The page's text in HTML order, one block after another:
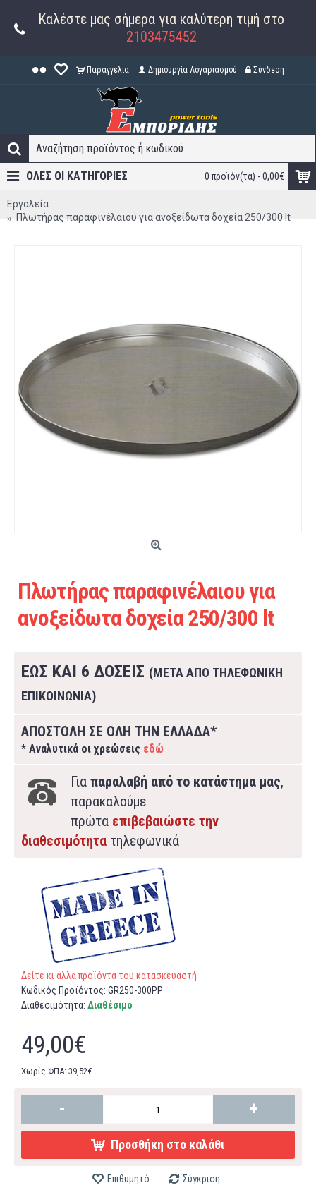
Καλέστε μας σήμερα για καλύτερη τιμή στο
2103475452
Παραγγελία Δημιουργία Λογαριασμού Σύνδεση
0 προϊόν(τα) - 0,00€
ΟΛΕΣ ΟΙ ΚΑΤΗΓΟΡΊΕΣ
Εργαλεία
Πλωτήρας παραφινέλαιου για ανοξείδωτα δοχεία 250/300 lt
Πλωτήρας παραφινέλαιου για
ανοξείδωτα δοχεία 250/300 lt
ΕΩΣ ΚΑΙ 6 ΔΟΣΕΙΣ (ΜΕΤΑ ΑΠΟ ΤΗΛΕΦΩΝΙΚΗ
ΕΠΙΚΟΙΝΩΝΙΑ)
ΑΠΟΣΤΟΛΗ ΣΕ ΟΛΗ ΤΗΝ ΕΛΛΑΔΑ*
* Αναλυτικά οι χρεώσεις εδώ
Για παραλαβή από το κατάστημα μας,
παρακαλούμε
πρώτα επιβεβαιώστε την
διαθεσιμότητα τηλεφωνικά
Δείτε κι άλλα προϊόντα του κατασκευαστή
Κωδικός Προϊόντος: GR250-300PP
Διαθεσιμότητα: Διαθέσιμο
49,00€
Χωρίς ΦΠΑ: 39,52€
- +
Προσθήκη στο καλάθι
Επιθυμητό Σύγκριση